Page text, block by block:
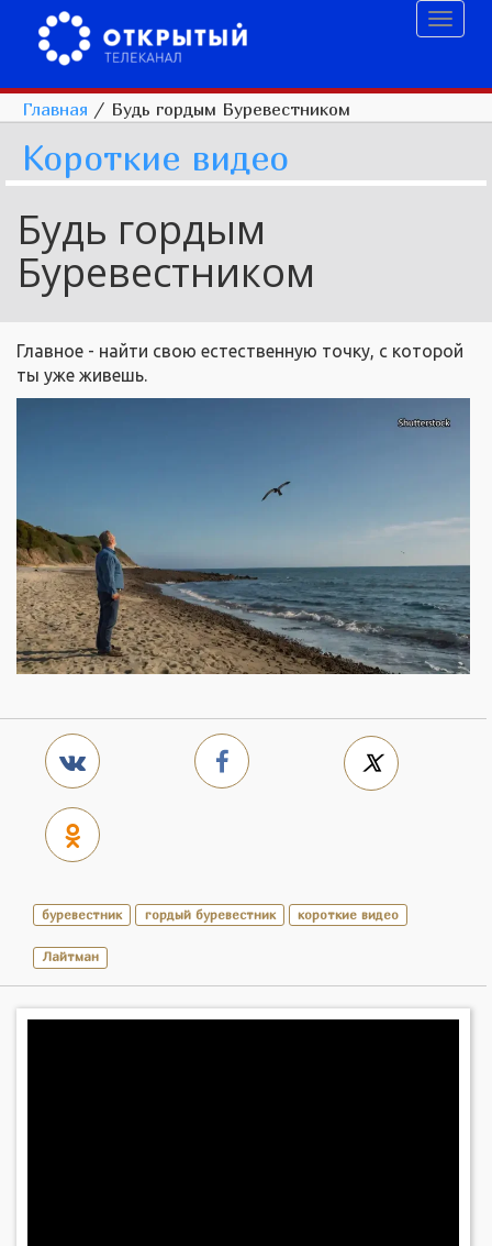
Главная / Будь гордым Буревестником
Короткие видео
Будь гордым
Буревестником
Главное - найти свою естественную точку, с которой
ты уже живешь.
буревестник гордый буревестник короткие видео
Лайтман